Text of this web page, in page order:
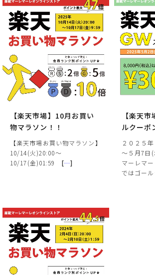
【楽天市場】10月お買い
物マラソン！！
【楽天市場お買い物マラソン】
10/14(火)20:00～
10/17(金)01:59 […]
【楽天
ルクーポ
２０２５
～５月7日
マーレマ
ではゴー
特徴
ブランド
カラー
サイズ
ヒールの高さ